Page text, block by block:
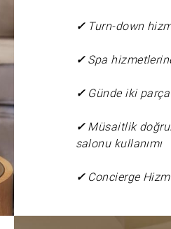
✓ Turn-down
✓ Spa
✓ Günde iki
✓ Müsaitlik
salonu kullanımı
✓ Concierge